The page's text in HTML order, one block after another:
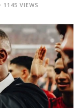
1145 VIEWS